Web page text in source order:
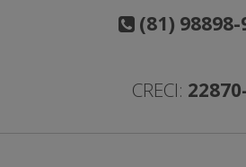
(81) 98898-
CRECI: